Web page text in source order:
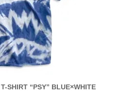
SHIRT “PSY” BLUE×WHITE